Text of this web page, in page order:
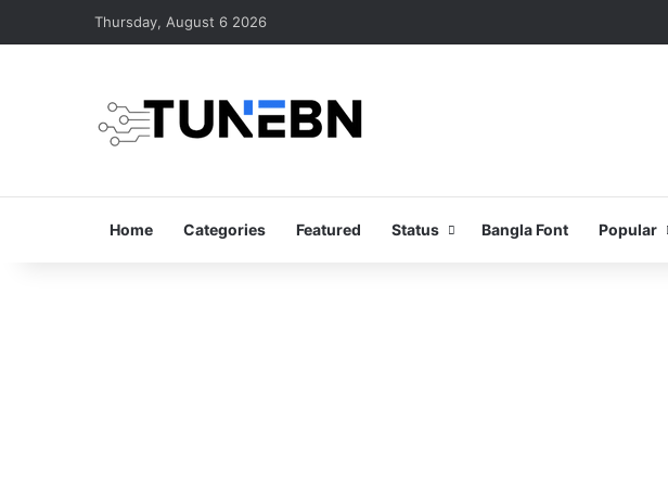
Thursday, August 6 2026
Home Categories Featured Status Bangla Font Popular